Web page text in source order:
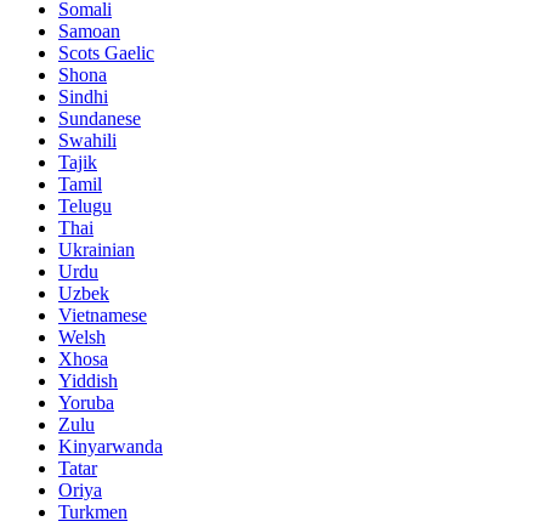
Somali
Samoan
Scots Gaelic
Shona
Sindhi
Sundanese
Swahili
Tajik
Tamil
Telugu
Thai
Ukrainian
Urdu
Uzbek
Vietnamese
Welsh
Xhosa
Yiddish
Yoruba
Zulu
Kinyarwanda
Tatar
Oriya
Turkmen